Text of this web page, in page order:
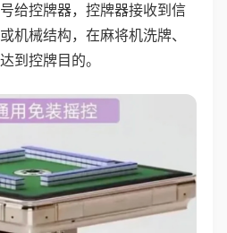
给控牌器，控牌器接收到信
机械结构，在麻将机洗牌、
到控牌目的。